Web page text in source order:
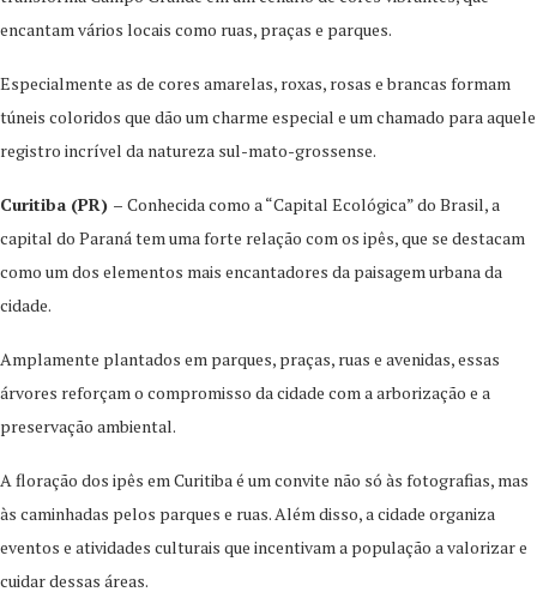
encantam vários locais como ruas, praças e parques.
Especialmente as de cores amarelas, roxas, rosas e brancas formam
túneis coloridos que dão um charme especial e um chamado para aquele
registro incrível da natureza sul-mato-grossense.
Curitiba (PR) – Conhecida como a “Capital Ecológica” do Brasil, a
capital do Paraná tem uma forte relação com os ipês, que se destacam
como um dos elementos mais encantadores da paisagem urbana da
cidade.
Amplamente plantados em parques, praças, ruas e avenidas, essas
árvores reforçam o compromisso da cidade com a arborização e a
preservação ambiental.
A floração dos ipês em Curitiba é um convite não só às fotografias, mas
às caminhadas pelos parques e ruas. Além disso, a cidade organiza
eventos e atividades culturais que incentivam a população a valorizar e
cuidar dessas áreas.